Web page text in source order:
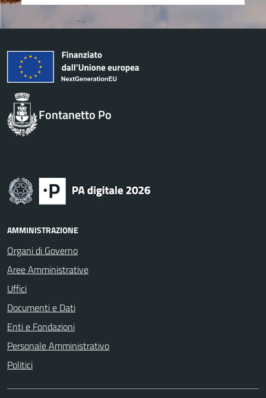
Fontanetto Po
AMMINISTRAZIONE
Organi di Governo
Aree Amministrative
Uffici
Documenti e Dati
Enti e Fondazioni
Personale Amministrativo
Politici